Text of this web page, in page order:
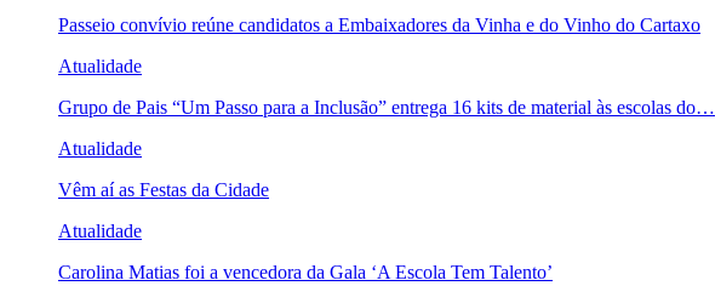
Passeio convívio reúne candidatos a Embaixadores da Vinha e do Vinho do Cartaxo
Atualidade
Grupo de Pais “Um Passo para a Inclusão” entrega 16 kits de material às escolas do…
Atualidade
Vêm aí as Festas da Cidade
Atualidade
Carolina Matias foi a vencedora da Gala ‘A Escola Tem Talento’